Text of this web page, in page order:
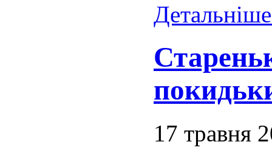
17 травня